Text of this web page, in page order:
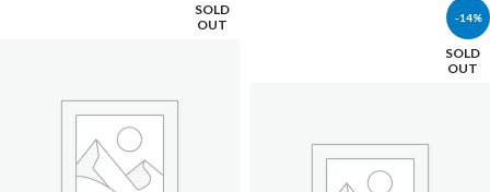
-14%
SOLD
OUT
SOLD
OUT